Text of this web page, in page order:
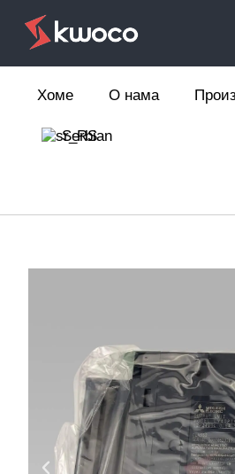
Хоме О нама
Serbian